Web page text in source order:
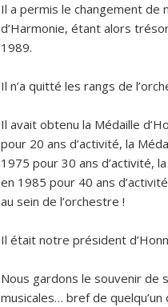
Il a permis le changement de
d’Harmonie, étant alors
1989.
Il n’a quitté les rangs de
Il avait obtenu la Médaille
pour 20 ans d’activité, la
1975 pour 30 ans d’activité,
en 1985 pour 40 ans
au sein de l’orchestre !
Il était notre président
Nous gardons le souvenir de
musicales… bref de